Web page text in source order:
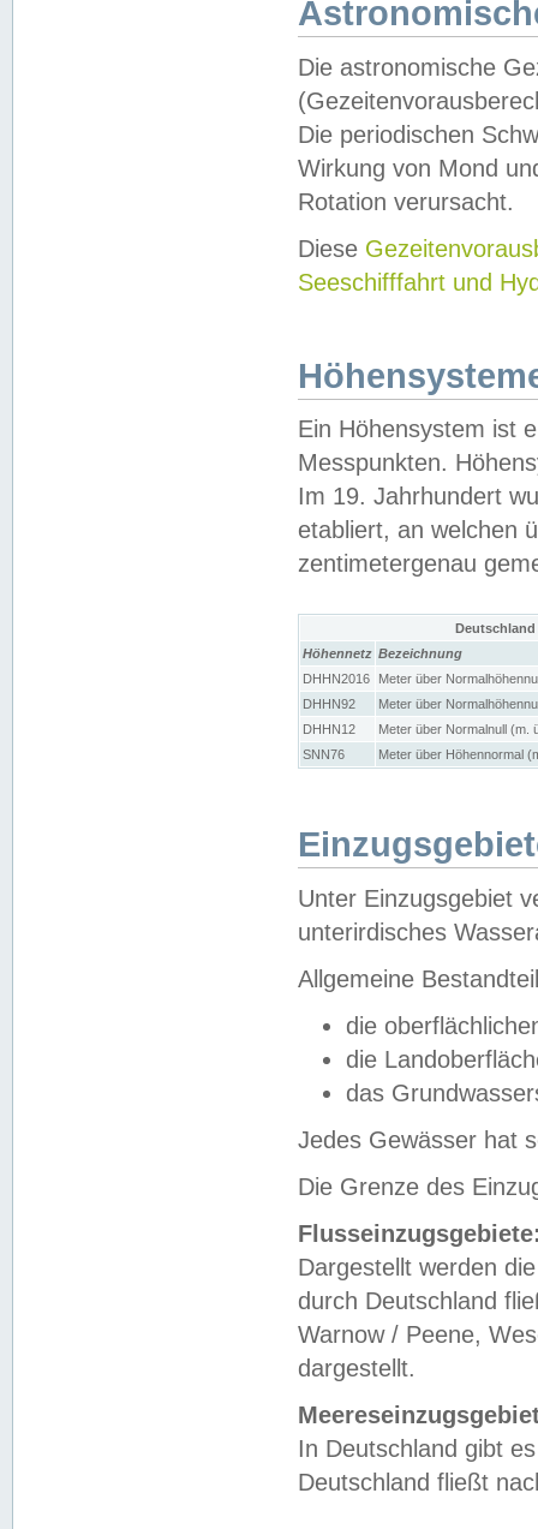
Die astronomische
Die periodischen
Wirkung von Mond
Rotation verursacht.
Diese
Seeschifffahrt und
Ein Höhensystem ist
Messpunkten.
Im 19. Jahrhundert
etabliert, an welchen
zentimetergenau
Höhennetz Bezeichnung
DHHN2016
Meter über
DHHN92
Meter über
DHHN12
Meter über Normalnull (m.
SNN76
Meter über Höhennormal
Unter Einzugsgebiet
unterirdisches
Allgemeine
die
die
das
Jedes Gewässer hat
Die Grenze des
Dargestellt werden
durch Deutschland
Warnow / Peene,
dargestellt.
In Deutschland gibt
Deutschland fließt